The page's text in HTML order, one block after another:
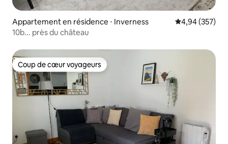
Appartement en résidence ⋅ Inverness Évaluation
4,94 (357)
10b... près du château
Coup de cœur voyageurs
Coup de cœur voyageurs